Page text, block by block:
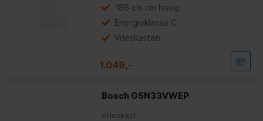
Youreko’s
voor
energiebesparing.
186 cm cm hoog
Energieklasse C
Vrieskasten
1.049,-
Bosch GSN33VWEP
Vrieskast